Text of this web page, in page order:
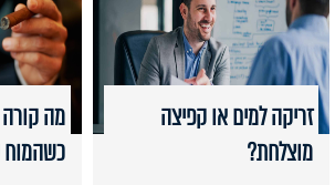
זריקה למים או קפיצה
מוצלחת?
מה
כשהמוח